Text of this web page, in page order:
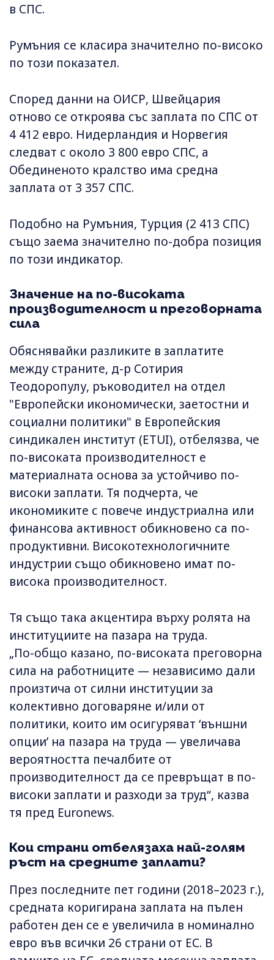
в СПС.
Румъния се класира значително по-високо
по този показател.
Според данни на ОИСР, Швейцария
отново се откроява със заплата по СПС от
4 412 евро. Нидерландия и Норвегия
следват с около 3 800 евро СПС, а
Обединеното кралство има средна
заплата от 3 357 СПС.
Подобно на Румъния, Турция (2 413 СПС)
също заема значително по-добра позиция
по този индикатор.
Значение на по-високата
производителност и преговорната
сила
Обяснявайки разликите в заплатите
между страните, д-р Сотирия
Теодоропулу, ръководител на отдел
"Европейски икономически, заетостни и
социални политики" в Европейския
синдикален институт (ETUI), отбелязва, че
по-високата производителност е
материалната основа за устойчиво по-
високи заплати. Тя подчерта, че
икономиките с повече индустриална или
финансова активност обикновено са по-
продуктивни. Високотехнологичните
индустрии също обикновено имат по-
висока производителност.
Тя също така акцентира върху ролята на
институциите на пазара на труда.
„По-общо казано, по-високата преговорна
сила на работниците — независимо дали
произтича от силни институции за
колективно договаряне и/или от
политики, които им осигуряват ‘външни
опции’ на пазара на труда — увеличава
вероятността печалбите от
производителност да се превръщат в по-
високи заплати и разходи за труд“, казва
тя пред Euronews.
Кои страни отбелязаха най-голям
ръст на средните заплати?
През последните пет години (2018–2023 г.),
средната коригирана заплата на пълен
работен ден се е увеличила в номинално
евро във всички 26 страни от ЕС. В